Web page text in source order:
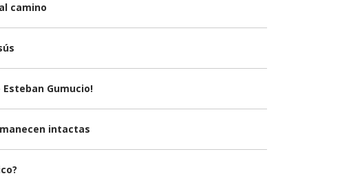
camino
Gumucio!
intactas